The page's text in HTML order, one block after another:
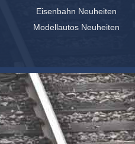
Eisenbahn Neuheiten
Modellautos Neuheiten